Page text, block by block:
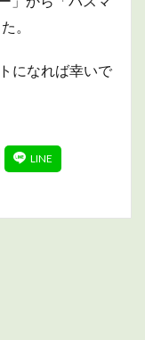
。
になれば幸いで